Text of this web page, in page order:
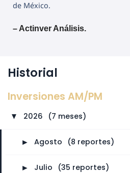
de México.
– Actinver Análisis.
Historial
Inversiones AM/PM
► 2026 (7 meses)
► Agosto (8 reportes)
► Julio (35 reportes)